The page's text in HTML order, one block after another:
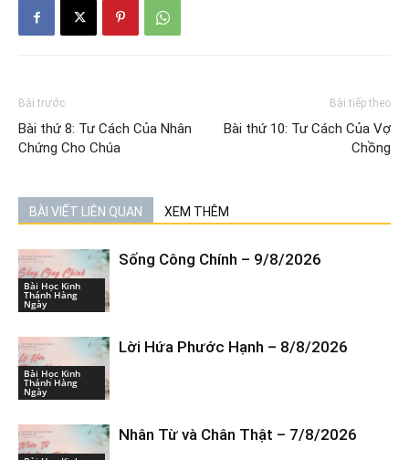
Bài trước
Bài thứ 8: Tư Cách Của Nhân
Chứng Cho Chúa
Bài tiếp theo
Bài thứ 10: Tư Cách Của Vợ
Chồng
BÀI VIẾT LIÊN QUAN XEM THÊM
Bài Học Kinh
Thánh Hàng
Ngày
Sống Công Chính – 9/8/2026
Bài Học Kinh
Thánh Hàng
Ngày
Lời Hứa Phước Hạnh – 8/8/2026
Nhân Từ và Chân Thật – 7/8/2026